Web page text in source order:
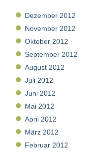
Dezember 2012
November 2012
Oktober 2012
September 2012
August 2012
Juli 2012
Juni 2012
Mai 2012
April 2012
März 2012
Februar 2012